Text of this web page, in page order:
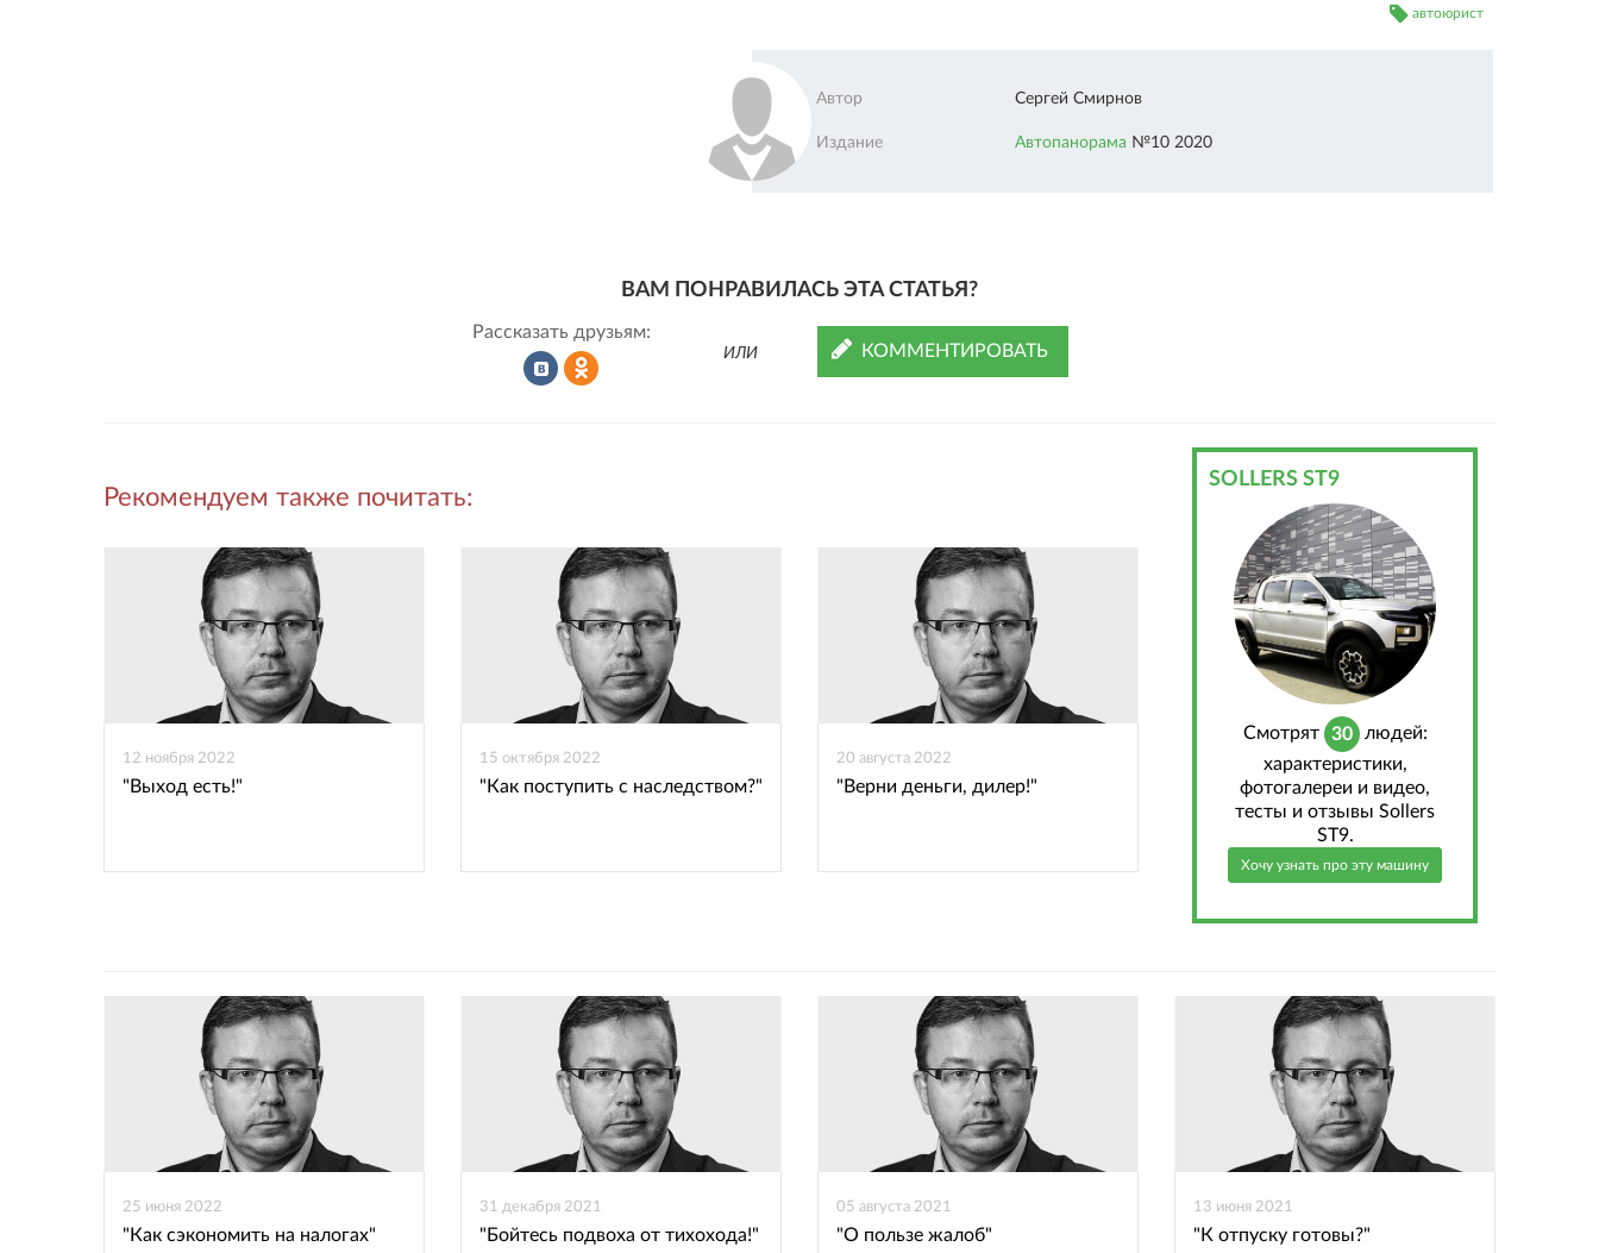
автоюрист
Автор Сергей Смирнов
Издание Автопанорама №10 2020
ВАМ ПОНРАВИЛАСЬ ЭТА СТАТЬЯ?
Рассказать друзьям:
ВКонтакте
Одноклассниках
ИЛИ КОММЕНТИРОВАТЬ
Рекомендуем также почитать:
12 ноября 2022
"Выход есть!"
15 октября 2022
"Как поступить с наследством?"
20 августа 2022
"Верни деньги, дилер!"
SOLLERS ST9
Cмотрят 30 людей:
характеристики,
фотогалереи и видео,
тесты и отзывы Sollers
ST9.
Хочу узнать про эту машину
25 июня 2022
"Как сэкономить на налогах"
31 декабря 2021
"Бойтесь подвоха от тихохода!"
05 августа 2021
"О пользе жалоб"
13 июня 2021
"К отпуску готовы?"